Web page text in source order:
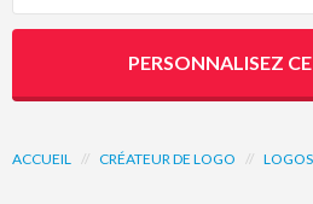
ACCUEIL // CRÉATEUR DE LOGO // LOGOS
PERSONNALISEZ